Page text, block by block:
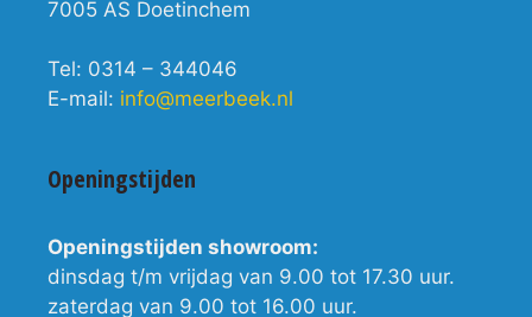
7005 AS Doetinchem
Tel: 0314 – 344046
E-mail: info@meerbeek.nl
Openingstijden
Openingstijden showroom:
dinsdag t/m vrijdag van 9.00 tot 17.30 uur.
zaterdag van 9.00 tot 16.00 uur.